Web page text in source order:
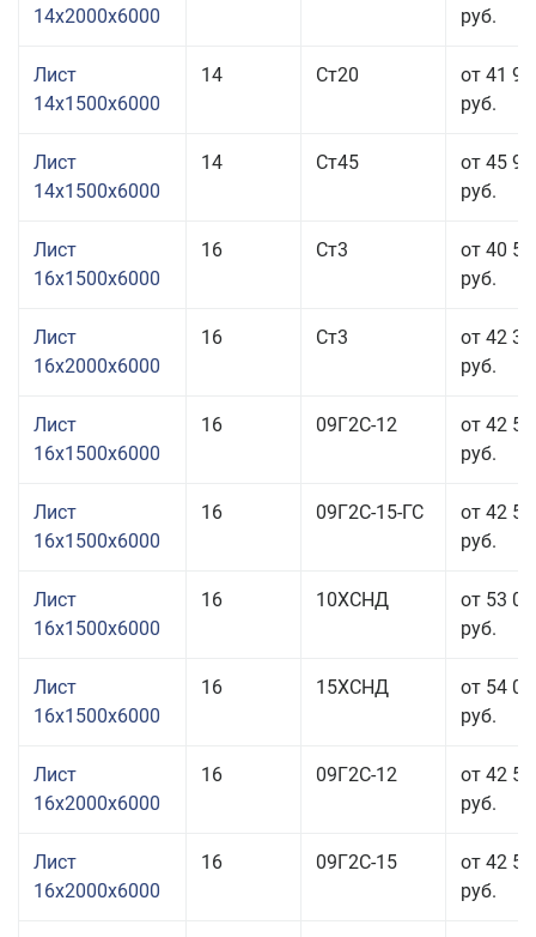
14x2000x6000
руб.
Лист
14x1500x6000
14 Ст20
от 41
руб.
Лист
14x1500x6000
14 Ст45
от 45
руб.
Лист
16x1500x6000
16 Ст3
от 40
руб.
Лист
16x2000x6000
16 Ст3
от 42
руб.
Лист
16x1500x6000
16 09Г2С-12
от 42
руб.
Лист
16x1500x6000
16 09Г2С-15-ГС
от 42
руб.
Лист
16x1500x6000
16 10ХСНД
от 53
руб.
Лист
16x1500x6000
16 15ХСНД
от 54
руб.
Лист
16x2000x6000
16 09Г2С-12
от 42
руб.
Лист
16x2000x6000
16 09Г2С-15
от 42
руб.